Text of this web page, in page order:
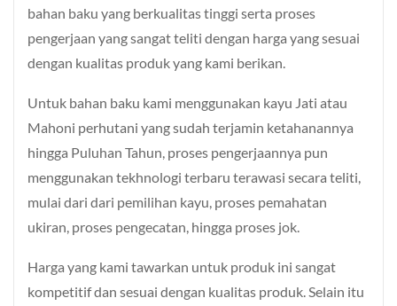
bahan baku yang berkualitas tinggi serta proses
pengerjaan yang sangat teliti dengan harga yang sesuai
dengan kualitas produk yang kami berikan.
Untuk bahan baku kami menggunakan kayu Jati atau
Mahoni perhutani yang sudah terjamin ketahanannya
hingga Puluhan Tahun, proses pengerjaannya pun
menggunakan tekhnologi terbaru terawasi secara teliti,
mulai dari dari pemilihan kayu, proses pemahatan
ukiran, proses pengecatan, hingga proses jok.
Harga yang kami tawarkan untuk produk ini sangat
kompetitif dan sesuai dengan kualitas produk. Selain itu